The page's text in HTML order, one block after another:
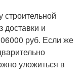
строительной
доставки и
руб. Если же
уложиться в